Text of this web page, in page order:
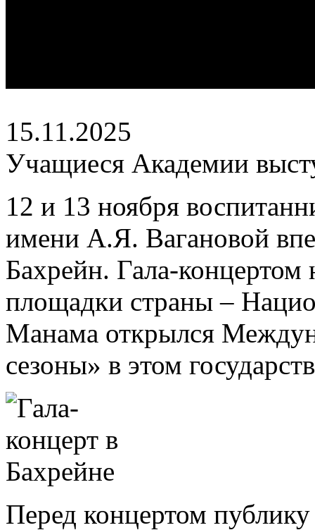
15.11.2025
Учащиеся Академии
12 и 13 ноября
имени А.Я. Вагановой
Бахрейн. Гала-концертом
площадки страны –
Манама открылся
сезоны» в этом
Перед концертом